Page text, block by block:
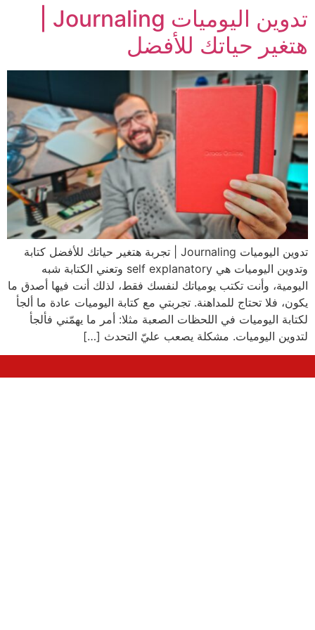
هتغير حياتك للأفضل
تدوين اليوميات Journaling | تجربة هتغير حياتك للأفضل كتابة
وتدوين اليوميات هي self explanatory وتعني الكتابة شبه
اليومية، وأنت تكتب يومياتك لنفسك فقط، لذلك أنت فيها أصدق ما
يكون، فلا تحتاج للمداهنة. تجربتي مع كتابة اليوميات عادة ما ألجأ
لكتابة اليوميات في اللحظات الصعبة مثلا: أمر ما يهمّني فألجأ
لتدوين اليوميات. مشكلة يصعب عليّ التحدث […]